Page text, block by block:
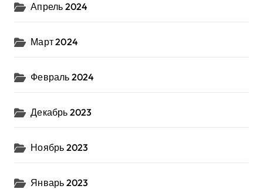
Апрель 2024
Март 2024
Февраль 2024
Декабрь 2023
Ноябрь 2023
Январь 2023